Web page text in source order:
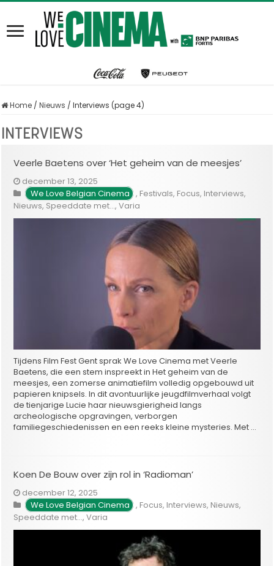
Home / Nieuws / Interviews (page 4)
INTERVIEWS
Veerle Baetens over ‘Het geheim van de meesjes’
december 13, 2025
We Love Belgian Cinema , Festivals, Focus, Interviews,
Nieuws, Speeddate met...,Varia
Tijdens Film Fest Gent sprak We Love Cinema met Veerle
Baetens, die een stem inspreekt in Het geheim van de
meesjes, een zomerse animatiefilm volledig opgebouwd uit
papieren knipsels. In dit avontuurlijke jeugdfilmverhaal volgt
de tienjarige Lucie haar nieuwsgierigheid langs
archeologische opgravingen, verborgen
familiegeschiedenissen en een reeks kleine mysteries. Met …
Koen De Bouw over zijn rol in ‘Radioman’
december 12, 2025
We Love Belgian Cinema , Focus, Interviews, Nieuws,
Speeddate met...,Varia